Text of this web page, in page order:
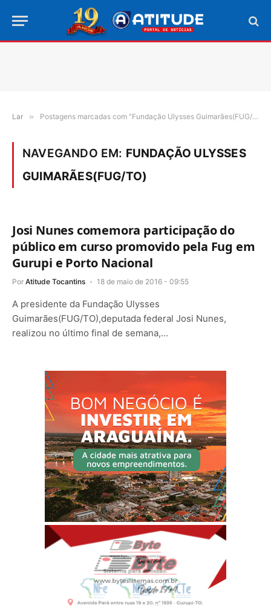
Lar » Postagens marcadas com "Fundação Ulysses Guimarães(FUG/TO)"
NAVEGANDO EM: FUNDAÇÃO ULYSSES
GUIMARÃES(FUG/TO)
Josi Nunes comemora participação do
público em curso promovido pela Fug em
Gurupi e Porto Nacional
Por Atitude Tocantins 18 de maio de 2016 - 09:55
A presidente da Fundação Ulysses
Guimarães(FUG/TO),deputada federal Josi Nunes,
realizou no último final de semana,…